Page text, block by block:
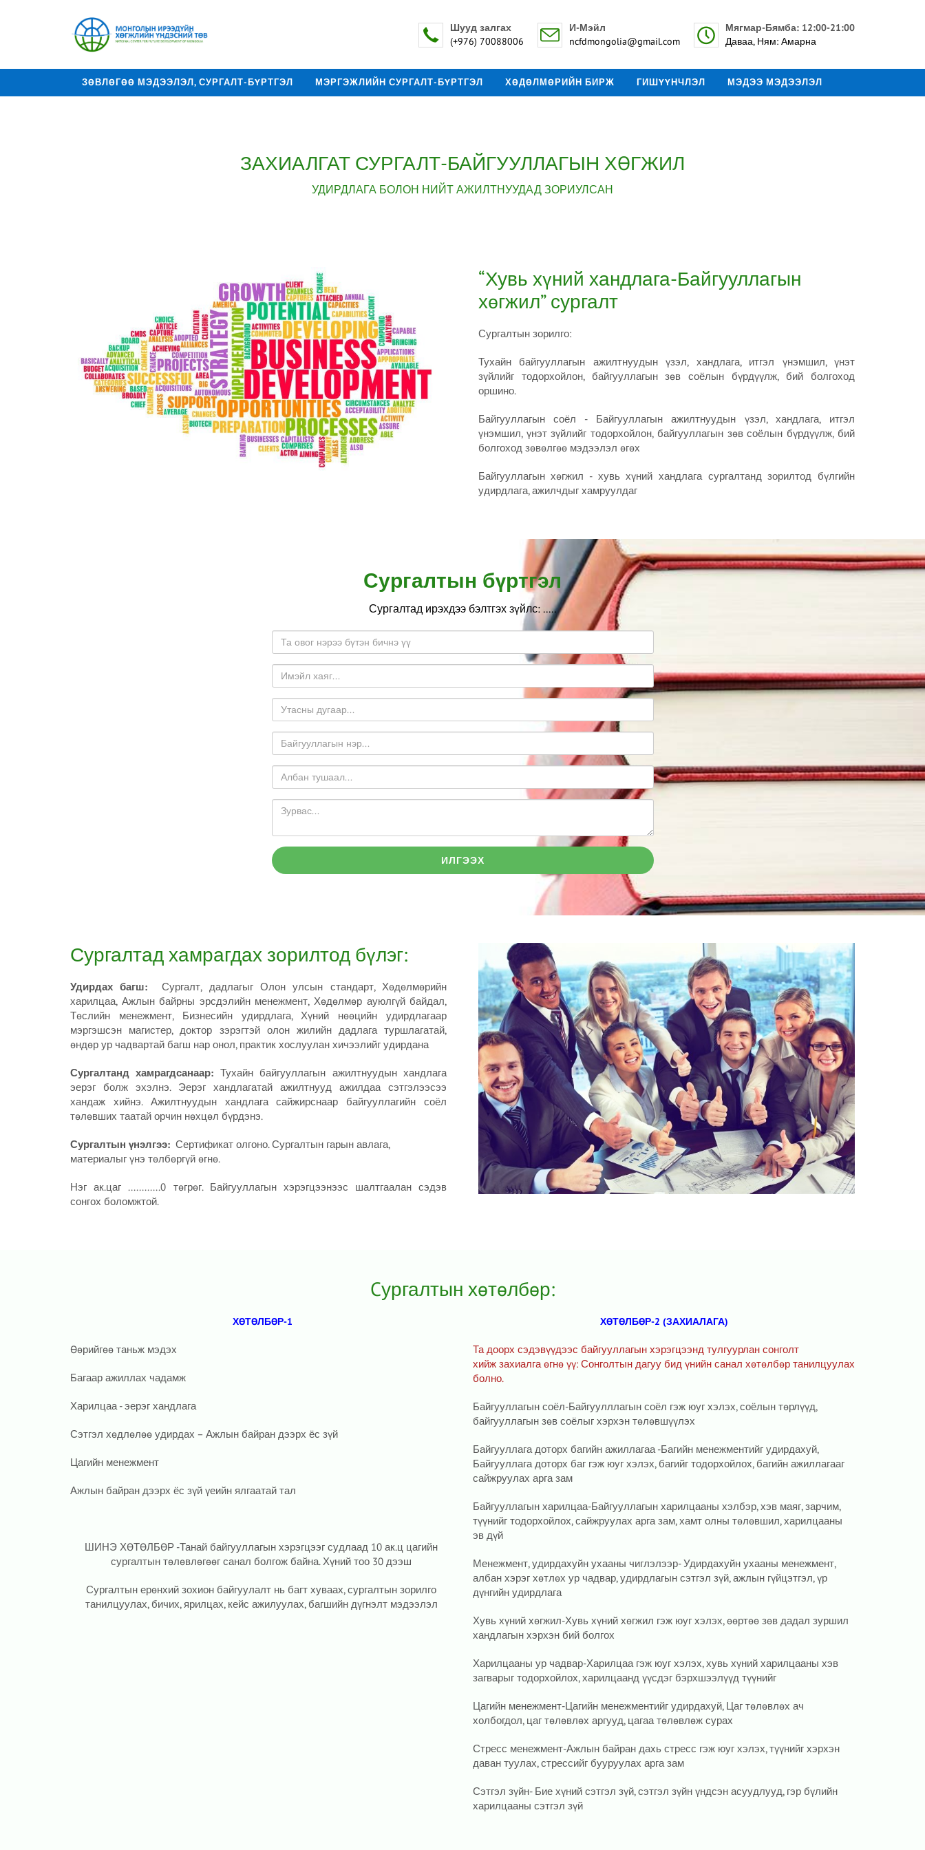
Шууд залгах
(+976) 70088006
И-Мэйл
ncfdmongolia@gmail.com
Мягмар-Бямба: 12:00-21:00
Даваа, Ням: Амарна
ЗӨВЛӨГӨӨ МЭДЭЭЛЭЛ, СУРГАЛТ-БҮРТГЭЛ МЭРГЭЖЛИЙН СУРГАЛТ-БҮРТГЭЛ ХӨДӨЛМӨРИЙН БИРЖ ГИШҮҮНЧЛЭЛ МЭДЭЭ МЭДЭЭЛЭЛ
ЗАХИАЛГАТ СУРГАЛТ-БАЙГУУЛЛАГЫН ХӨГЖИЛ
УДИРДЛАГА БОЛОН НИЙТ АЖИЛТНУУДАД ЗОРИУЛСАН
“Хувь хүний хандлага-Байгууллагын
хөгжил” сургалт
Сургалтын зорилго:
Тухайн байгууллагын ажилтнуудын үзэл, хандлага, итгэл үнэмшил, үнэт
зүйлийг тодорхойлон, байгууллагын зөв соёлын бүрдүүлж, бий болгоход
оршино.
Байгууллагын соёл - Байгууллагын ажилтнуудын үзэл, хандлага, итгэл
үнэмшил, үнэт зүйлийг тодорхойлон, байгууллагын зөв соёлын бүрдүүлж, бий
болгоход зөвөлгөө мэдээлэл өгөх
Байгууллагын хөгжил - хувь хүний хандлага сургалтанд зорилтод бүлгийн
удирдлага, ажилчдыг хамруулдаг
Сургалтын бүртгэл
Сургалтад ирэхдээ бэлтгэх зүйлс: .....
ИЛГЭЭХ
Сургалтад хамрагдах зорилтод бүлэг:
Удирдах багш: Сургалт, дадлагыг Олон улсын стандарт, Хөдөлмөрийн
харилцаа, Ажлын байрны эрсдэлийн менежмент, Хөдөлмөр ауюлгүй байдал,
Төслийн менежмент, Бизнесийн удирдлага, Хүний нөөцийн удирдлагаар
мэргэшсэн магистер, доктор зэрэгтэй олон жилийн дадлага туршлагатай,
өндөр ур чадвартай багш нар онол, практик хослуулан хичээлийг удирдана
Сургалтанд хамрагдсанаар: Тухайн байгууллагын ажилтнуудын хандлага
эерэг болж эхэлнэ. Эерэг хандлагатай ажилтнууд ажилдаа сэтгэлээсээ
хандаж хийнэ. Ажилтнуудын хандлага сайжирснаар байгууллагийн соёл
төлөвших таатай орчин нөхцөл бүрдэнэ.
Сургалтын үнэлгээ: Сертификат олгоно. Сургалтын гарын авлага,
материалыг үнэ төлбөргүй өгнө.
Нэг ак.цаг ............0 төгрөг. Байгууллагын хэрэгцээнээс шалтгаалан сэдэв
сонгох боломжтой.
Cургалтын хөтөлбөр:
ХӨТӨЛБӨР-1
Өөрийгөө таньж мэдэх
Багаар ажиллах чадамж
Харилцаа - эерэг хандлага
Сэтгэл хөдлөлөө удирдах – Ажлын байран дээрх ёс зүй
Цагийн менежмент
Ажлын байран дээрх ёс зүй үеийн ялгаатай тал
ШИНЭ ХӨТӨЛБӨР -Танай байгууллагын хэрэгцээг судлаад 10 ак.ц цагийн
сургалтын төлөвлөгөөг санал болгож байна. Хүний тоо 30 дээш
Сургалтын ерөнхий зохион байгуулалт нь багт хуваах, сургалтын зорилго
танилцуулах, бичих, ярилцах, кейс ажилуулах, багшийн дүгнэлт мэдээлэл
ХӨТӨЛБӨР-2 (ЗАХИАЛАГА)
Та доорх сэдэвүүдээс байгууллагын хэрэгцээнд тулгуурлан сонголт
хийж захиалга өгнө үү: Сонголтын дагуу бид үнийн санал хөтөлбөр танилцуулах
болно.
Байгууллагын соёл-Байгуулллагын соёл гэж юуг хэлэх, соёлын төрлүүд,
байгууллагын зөв соёлыг хэрхэн төлөвшүүлэх
Байгууллага доторх багийн ажиллагаа -Багийн менежментийг удирдахуй,
Байгууллага доторх баг гэж юуг хэлэх, багийг тодорхойлох, багийн ажиллагааг
сайжруулах арга зам
Байгууллагын харилцаа-Байгууллагын харилцааны хэлбэр, хэв маяг, зарчим,
түүнийг тодорхойлох, сайжруулах арга зам, хамт олны төлөвшил, харилцааны
эв дүй
Менежмент, удирдахуйн ухааны чиглэлээр- Удирдахуйн ухааны менежмент,
албан хэрэг хөтлөх ур чадвар, удирдлагын сэтгэл зүй, ажлын гүйцэтгэл, үр
дүнгийн удирдлага
Хувь хүний хөгжил-Хувь хүний хөгжил гэж юуг хэлэх, өөртөө зөв дадал зуршил
хандлагын хэрхэн бий болгох
Харилцааны ур чадвар-Харилцаа гэж юуг хэлэх, хувь хүний харилцааны хэв
загварыг тодорхойлох, харилцаанд үүсдэг бэрхшээлүүд түүнийг
Цагийн менежмент-Цагийн менежментийг удирдахуй, Цаг төлөвлөх ач
холбогдол, цаг төлөвлөх аргууд, цагаа төлөвлөж сурах
Стресс менежмент-Ажлын байран дахь стресс гэж юуг хэлэх, түүнийг хэрхэн
даван туулах, стрессийг бууруулах арга зам
Сэтгэл зүйн- Бие хүний сэтгэл зүй, сэтгэл зүйн үндсэн асуудлууд, гэр бүлийн
харилцааны сэтгэл зүй